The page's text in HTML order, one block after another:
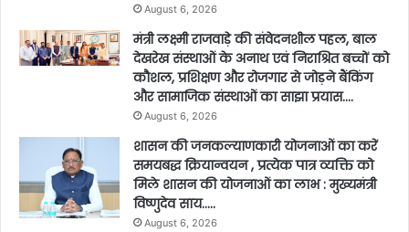
August 6, 2026
मंत्री लक्ष्मी राजवाड़े की संवेदनशील पहल, बाल
देखरेख संस्थाओं के अनाथ एवं निराश्रित बच्चों को
कौशल, प्रशिक्षण और रोजगार से जोड़ने बैंकिंग
और सामाजिक संस्थाओं का साझा प्रयास….
August 6, 2026
शासन की जनकल्याणकारी योजनाओं का करें
समयबद्ध क्रियान्वयन , प्रत्येक पात्र व्यक्ति को
मिले शासन की योजनाओं का लाभ : मुख्यमंत्री
विष्णुदेव साय…..
August 6, 2026